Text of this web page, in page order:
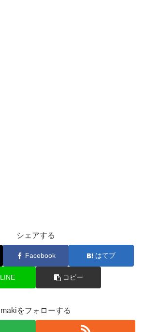
シェアする
Facebook はてブ
LINE コピー
makiをフォローする